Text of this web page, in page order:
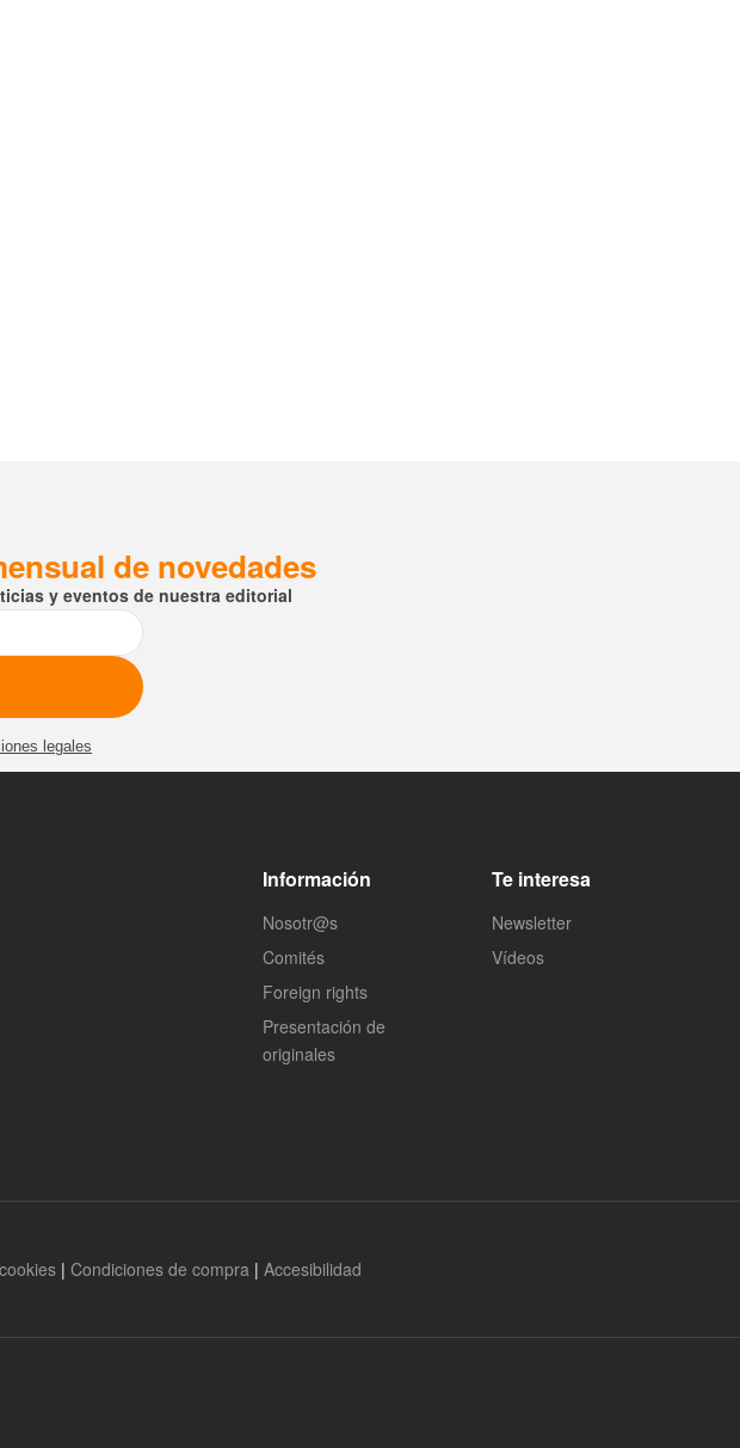
de novedades
y eventos de nuestra editorial
legales
Información
Nosotr@s
Comités
Foreign rights
Presentación de
originales
Te interesa
Newsletter
Vídeos
| Condiciones de compra | Accesibilidad